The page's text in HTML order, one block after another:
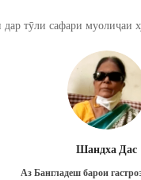
тӯли сафари муолиҷаи
Фурканул
Аз Бангладеш барои